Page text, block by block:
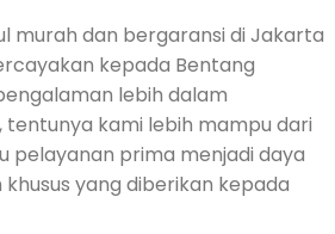
murah dan bergaransi di Jakarta
kepada Bentang
lebih dalam
tentunya kami lebih mampu dari
pelayanan prima menjadi daya
yang diberikan kepada